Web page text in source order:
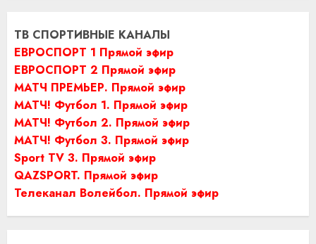
ТВ СПОРТИВНЫЕ КАНАЛЫ
ЕВРОСПОРТ 1 Прямой эфир
ЕВРОСПОРТ 2 Прямой эфир
МАТЧ ПРЕМЬЕР. Прямой эфир
МАТЧ! Футбол 1. Прямой эфир
МАТЧ! Футбол 2. Прямой эфир
МАТЧ! Футбол 3. Прямой эфир
Sport TV 3. Прямой эфир
QAZSPORT. Прямой эфир
Телеканал Волейбол. Прямой эфир